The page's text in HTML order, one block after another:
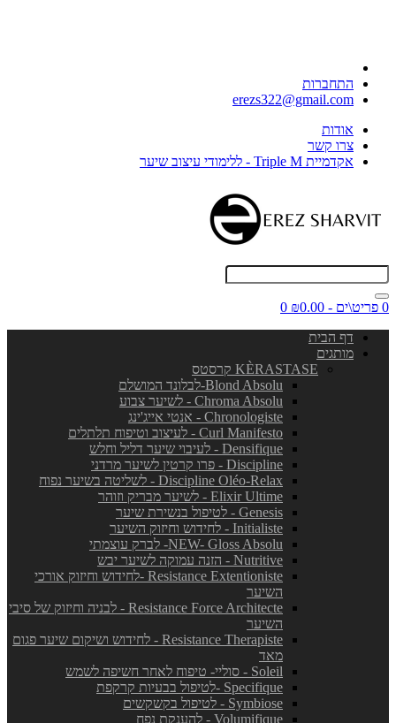
התחברות
erezs322@gmail.com
אודות
צרו קשר
אקדמיית Triple M - ללימודי עיצוב שיער
0 פריט\ים - ₪0.00
0
דף הבית
מותגים
KÈRASTASE קרסטס
Blond Absolu-לבלונד המושלם
Chroma Absolu - לשיער צבוע
Chronologiste - אנטי אייג'ינג
Curl Manifesto - לעיצוב וטיפוח תלתלים
Densifique - לעיבוי שיער דליל וחלש
Discipline - פרו קרטין לשיער מרדני
Discipline Oléo-Relax - לשליטה בשיער נפוח
Elixir Ultime - לשיער מבריק וזוהר
Genesis - לטיפול בנשירת שיער
Initialiste - לחידוש וחיזוק השיער
NEW- Gloss Absolu- לברק עוצמתי
Nutritive - הזנה עמוקה לשיער יבש
Resistance Extentioniste -לחידוש וחיזוק אורכי
השיער
Resistance Force Architecte - לבניה וחיזוק של סיבי
השיער
Resistance Therapiste - לחידוש ושיקום שיער פגום
מאד
Soleil - סוליי- טיפוח לאחר חשיפה לשמש
Specifique -לטיפול בבעיות קרקפת
Symbiose - לטיפול בקשקשים
Volumifique - להענקת נפח